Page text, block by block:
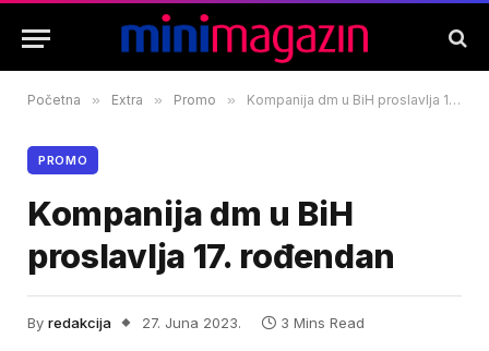
Početna » Extra » Promo » Kompanija dm u BiH proslavlja 17. rođendan
PROMO
Kompanija dm u BiH
proslavlja 17. rođendan
By redakcija 27. Juna 2023. 3 Mins Read